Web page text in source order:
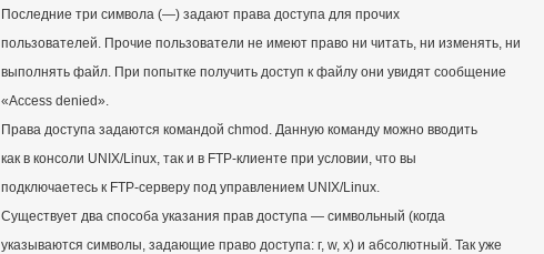
Последние три символа (—) задают права доступа для прочих
пользователей. Прочие пользователи не имеют право ни читать, ни изменять, ни
выполнять файл. При попытке получить доступ к файлу они увидят сообщение
«Access denied».
Права доступа задаются командой chmod. Данную команду можно вводить
как в консоли UNIX/Linux, так и в FTP-клиенте при условии, что вы
подключаетесь к FTP-серверу под управлением UNIX/Linux.
Существует два способа указания прав доступа — символьный (когда
указываются символы, задающие право доступа: г, w, x) и абсолютный. Так уже